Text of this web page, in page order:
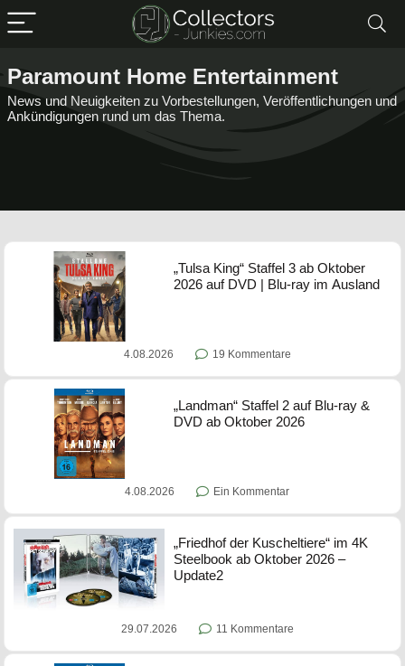
Paramount Home Entertainment
News und Neuigkeiten zu Vorbestellungen, Veröffentlichungen und
Ankündigungen rund um das Thema.
„Tulsa King“ Staffel 3 ab Oktober
2026 auf DVD | Blu-ray im Ausland
4.08.2026 19 Kommentare
„Landman“ Staffel 2 auf Blu-ray &
DVD ab Oktober 2026
4.08.2026 Ein Kommentar
„Friedhof der Kuscheltiere“ im 4K
Steelbook ab Oktober 2026 –
Update2
29.07.2026 11 Kommentare